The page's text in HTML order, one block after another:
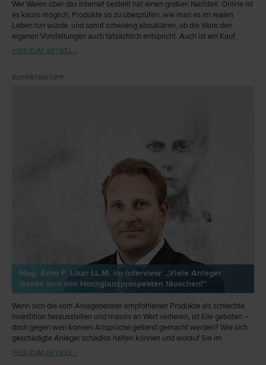
Wer Waren über das Internet bestellt hat einen großen Nachteil: Online ist
es kaum möglich, Produkte so zu überprüfen, wie man es im realen
Leben tun würde, und somit schwierig abzuklären, ob die Ware den
eigenen Vorstellungen auch tatsächlich entspricht. Auch ist ein Kauf
leichtfertig getätigt – es erfordert oft nur einen Klick und schon ist man
HIER ZUM ARTIKEL ›
Mag. Arno F. Likar LL.M. im Interview: „Viele Anleger
lassen sich von Hochglanzprospekten täuschen!“
Wenn sich die vom Anlageberater empfohlenen Produkte als schlechte
Investition herausstellen und massiv an Wert verlieren, ist Eile geboten –
doch gegen wen können Ansprüche geltend gemacht werden? Wie sich
geschädigte Anleger schadlos halten können und worauf Sie im
Anlagegespräch achten sollten, erklärt Rechtsanwalt und Anlegerschutz-
Experte Mag. Arno F. Likar LL.M. (LSE), Partner der Rechtsanwaltskanzlei
HIER ZUM ARTIKEL ›